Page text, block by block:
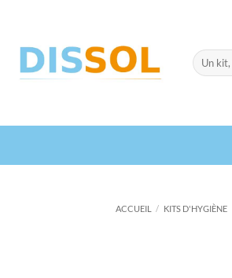
contenu
Recherche
pour :
ACCUEIL / KITS D'HYGIÈNE